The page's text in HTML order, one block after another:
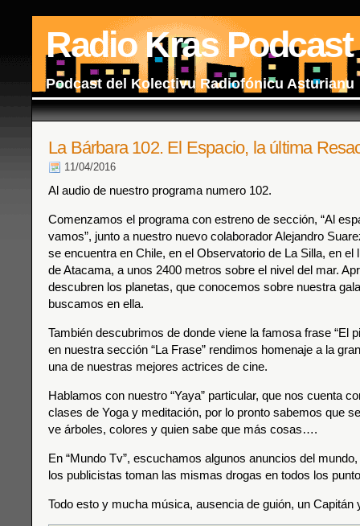
Radio Kras Podcast
Podcast del Kolectivu Radiofónicu Asturianu
La Bárbara 102. El Espacio, la última
11/04/2016
Al audio de nuestro programa numero 102.
Comenzamos el programa con estreno de sección, “Al
vamos”, junto a nuestro nuevo colaborador Alejandro
se encuentra en Chile, en el Observatorio de La Silla, en el
de Atacama, a unos 2400 metros sobre el nivel del mar.
descubren los planetas, que conocemos sobre nuestra
buscamos en ella.
También descubrimos de donde viene la famosa frase “El
en nuestra sección “La Frase” rendimos homenaje a la
una de nuestras mejores actrices de cine.
Hablamos con nuestro “Yaya” particular, que nos cuenta
clases de Yoga y meditación, por lo pronto sabemos que
ve árboles, colores y quien sabe que más cosas….
En “Mundo Tv”, escuchamos algunos anuncios del
los publicistas toman las mismas drogas en todos los
Todo esto y mucha música, ausencia de guión, un Capitán